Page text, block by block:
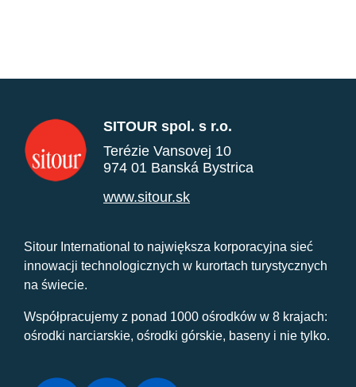
SITOUR spol. s r.o.
Terézie Vansovej 10
974 01 Banská Bystrica
www.sitour.sk
Sitour International to największa korporacyjna sieć
innowacji technologicznych w kurortach turystycznych
na świecie.
Współpracujemy z ponad 1000 ośrodków w 8 krajach:
ośrodki narciarskie, ośrodki górskie, baseny i nie tylko.